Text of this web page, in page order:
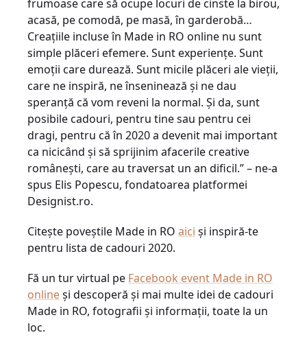
frumoase care să ocupe locuri de cinste la birou,
acasă, pe comodă, pe masă, în garderobă…
Creațiile incluse în Made in RO online nu sunt
simple plăceri efemere. Sunt experiențe. Sunt
emoții care durează. Sunt micile plăceri ale vieții,
care ne inspiră, ne înseninează și ne dau
speranță că vom reveni la normal. Și da, sunt
posibile cadouri, pentru tine sau pentru cei
dragi, pentru că în 2020 a devenit mai important
ca nicicând și să sprijinim afacerile creative
românești, care au traversat un an dificil.” – ne-a
spus Elis Popescu, fondatoarea platformei
Designist.ro.
Citește poveștile Made in RO aici și inspiră-te
pentru lista de cadouri 2020.
Fă un tur virtual pe Facebook event Made in RO
onlineși descoperă și mai multe idei de cadouri
Made in RO, fotografii și informații, toate la un
loc.